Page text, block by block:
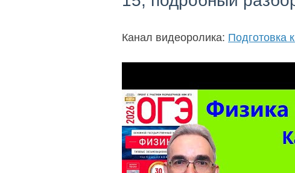
Канал видеоролика: Подготовка